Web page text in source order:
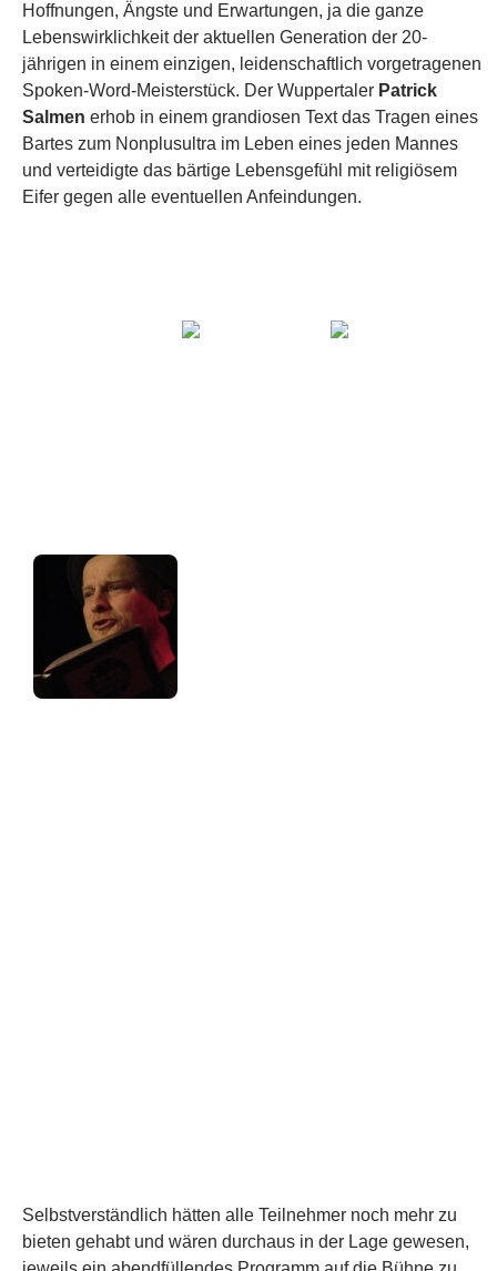
Hoffnungen, Ängste und Erwartungen, ja die ganze
Lebenswirklichkeit der aktuellen Generation der 20-
jährigen in einem einzigen, leidenschaftlich vorgetragenen
Spoken-Word-Meisterstück. Der Wuppertaler Patrick
Salmen erhob in einem grandiosen Text das Tragen eines
Bartes zum Nonplusultra im Leben eines jeden Mannes
und verteidigte das bärtige Lebensgefühl mit religiösem
Eifer gegen alle eventuellen Anfeindungen.
hatte, im Finale gegenüber. Nach zwei